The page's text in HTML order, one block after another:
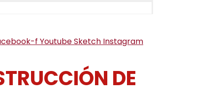
f YoutubeSketch Instagram
DE